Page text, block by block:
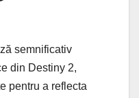
semnificativ
din Destiny 2,
pentru a reflecta